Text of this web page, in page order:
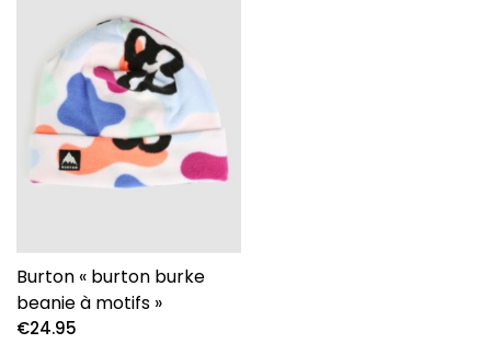
Burton « burton burke
beanie à motifs »
€24.95